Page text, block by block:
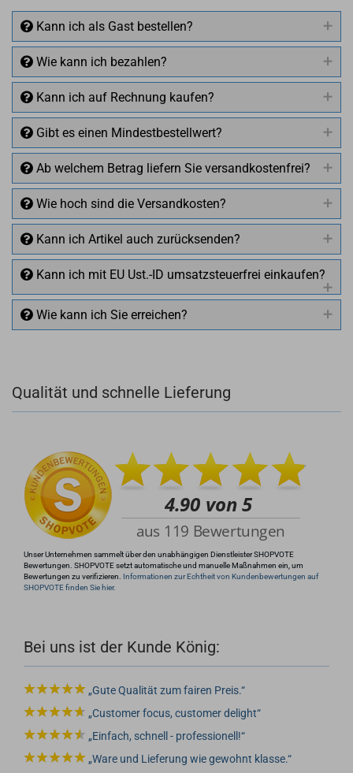
Kann ich als Gast bestellen?
Wie kann ich bezahlen?
Kann ich auf Rechnung kaufen?
Gibt es einen Mindestbestellwert?
Ab welchem Betrag liefern Sie versandkostenfrei?
Wie hoch sind die Versandkosten?
Kann ich Artikel auch zurücksenden?
Kann ich mit EU Ust.-ID umsatzsteuerfrei einkaufen?
Wie kann ich Sie erreichen?
+49 (0)4281 50 79 78 2
info@rocketronics.de
Qualität und schnelle Lieferung
Unser Unternehmen sammelt über den unabhängigen Dienstleister SHOPVOTE
Bewertungen. SHOPVOTE setzt automatische und manuelle Maßnahmen ein, um
Bewertungen zu verifizieren. Informationen zur Echtheit von Kundenbewertungen auf
SHOPVOTE finden Sie hier.
Bei uns ist der Kunde König:
Gute Qualität zum fairen Preis.
Customer focus, customer delight
Einfach, schnell - professionell!
Ware und Lieferung wie gewohnt klasse.